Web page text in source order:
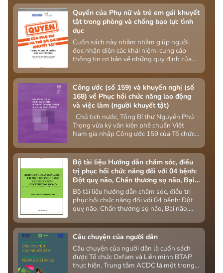
Quyền của Phụ nữ và trẻ em gái khuyết
tật trong phòng và chống bạo lực tình
dục
Cuốn sách này nhằm nhằm giúp người
đọc nhận diện các khái niệm; cung cấp
thông tin cơ bản về những quy định của
phòng, chống bạo lực tình dục.
Công ước (số 159) và khuyến nghị (số
168) về Phục hồi chức năng lao động
và việc làm (người khuyết tật)
Trọng vừa ký văn kiện phê chuẩn Việt
Nam gia nhập Công ước 159 của Tổ chức
nghề nghiệp và việc làm cho người khuyết
tật, khẳng định mạnh mẽ hơn nữa cam kết
của Việt Nam trong việc đảm bảo người
lao động khuyết tật không bị phân biệt
đối xử về lao động việc làm.
Bộ tài liệu Hướng dẫn chăm sóc, điều
trị phục hồi chức năng đối với 04 bệnh:
Đột quỵ não, Chấn thương sọ não, Bại
não, Não úng thủy do Nứt đốt sống
Bộ tài liệu hướng dẫn chăm sóc, điều trị
phục hồi chức năng đối với 04 bệnh: Đột
quỵ não, Chấn thương sọ não, Bại não,
Quản lý khám chữa bệnh (Bộ y tế) phối
hợp với Tổ chức Humanity&Inclusion triển
khai thực hiện, nhằm trong khuôn khổ Dự
án “Tăng cường chăm sóc và đào tạo Phục
hồi chức năng” được Cơ quan phát triển
quốc tế Hoa Kỳ tài trợ.
Câu chuyện của người dân
Câu chuyện của người dân là cuốn sách
được Tổ chức Oxfam và Liên minh BTAP
thực hiện. Trung tâm ACDC là một trong